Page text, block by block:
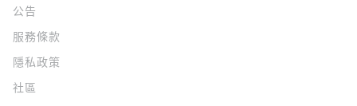
公告
服務條款
隱私政策
社區